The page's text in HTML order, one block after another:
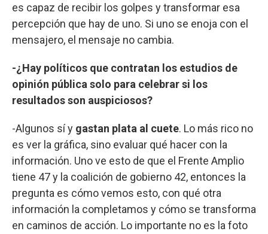
es capaz de recibir los golpes y transformar esa
percepción que hay de uno. Si uno se enoja con el
mensajero, el mensaje no cambia.
-¿Hay políticos que contratan los estudios de
opinión pública solo para celebrar si los
resultados son auspiciosos?
-Algunos sí y gastan plata al cuete. Lo más rico no
es ver la gráfica, sino evaluar qué hacer con la
información. Uno ve esto de que el Frente Amplio
tiene 47 y la coalición de gobierno 42, entonces la
pregunta es cómo vemos esto, con qué otra
información la completamos y cómo se transforma
en caminos de acción. Lo importante no es la foto